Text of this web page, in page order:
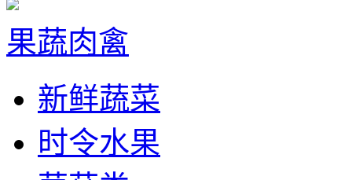
果蔬肉禽
新鲜蔬菜
时令水果